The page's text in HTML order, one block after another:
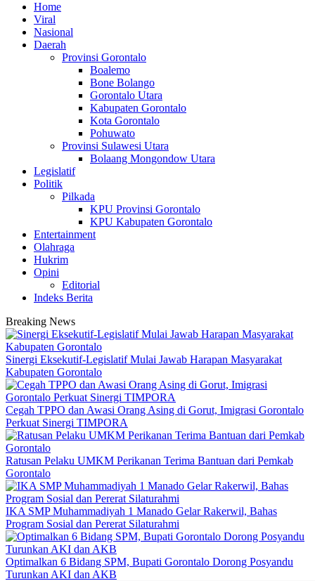
Home
Viral
Nasional
Daerah
Provinsi Gorontalo
Boalemo
Bone Bolango
Gorontalo Utara
Kabupaten Gorontalo
Kota Gorontalo
Pohuwato
Provinsi Sulawesi Utara
Bolaang Mongondow Utara
Legislatif
Politik
Pilkada
KPU Provinsi Gorontalo
KPU Kabupaten Gorontalo
Entertainment
Olahraga
Hukrim
Opini
Editorial
Indeks Berita
Breaking News
Sinergi Eksekutif-Legislatif Mulai Jawab Harapan Masyarakat
Kabupaten Gorontalo
Cegah TPPO dan Awasi Orang Asing di Gorut, Imigrasi Gorontalo
Perkuat Sinergi TIMPORA
Ratusan Pelaku UMKM Perikanan Terima Bantuan dari Pemkab
Gorontalo
IKA SMP Muhammadiyah 1 Manado Gelar Rakerwil, Bahas
Program Sosial dan Pererat Silaturahmi
Optimalkan 6 Bidang SPM, Bupati Gorontalo Dorong Posyandu
Turunkan AKI dan AKB